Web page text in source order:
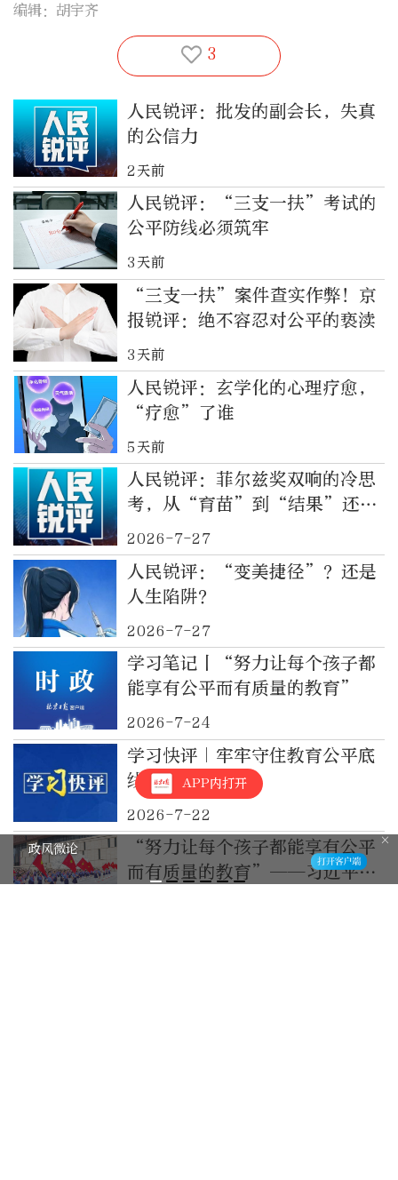
编辑：胡宇齐
3
人民锐评：批发的副会长，失真
的公信力
2天前
人民锐评：“三支一扶”考试的
公平防线必须筑牢
3天前
“三支一扶”案件查实作弊！京
报锐评：绝不容忍对公平的亵渎
3天前
人民锐评：玄学化的心理疗愈，
“疗愈”了谁
5天前
人民锐评：菲尔兹奖双响的冷思
考，从“育苗”到“结果”还有
多远
2026-7-27
人民锐评：“变美捷径”？还是
人生陷阱？
2026-7-27
学习笔记丨“努力让每个孩子都
能享有公平而有质量的教育”
2026-7-24
学习快评｜牢牢守住教育公平底
线
2026-7-22
“努力让每个孩子都能享有公平
而有质量的教育”——习近平总
APP内打开
政风微论